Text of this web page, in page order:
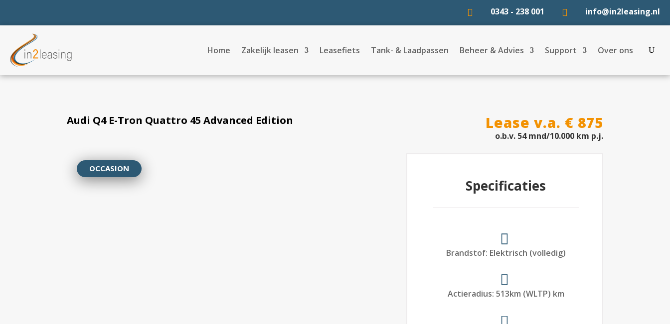
 info@in2leasing.nl
 0343 - 238 001
Home Zakelijk leasen Leasefiets Tank- & Laadpassen Beheer & Advies Support Over ons
Audi Q4 E-Tron Quattro 45 Advanced Edition
OCCASION
Lease v.a. € 875
o.b.v. 54 mnd/10.000 km p.j.
Specificaties
Brandstof: Elektrisch (volledig)
Actieradius: 513km (WLTP) km